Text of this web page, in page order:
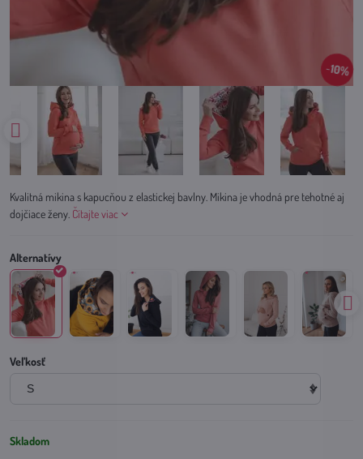
10%
Kvalitná mikina s kapucňou z elastickej bavlny. Mikina je vhodná pre tehotné aj
dojčiace ženy. Čítajte viac
Veľkosť
Skladom